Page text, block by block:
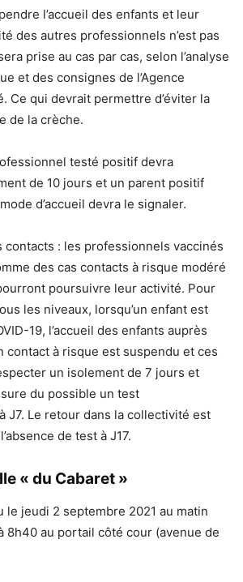
l’accueil des enfants et leur
des autres professionnels n’est pas
prise au cas par cas, selon l’analyse
et des consignes de l’Agence
Ce qui devrait permettre d’éviter la
de la crèche.
testé positif devra
de 10 jours et un parent positif
d’accueil devra le signaler.
contacts : les professionnels vaccinés
des cas contacts à risque modéré
poursuivre leur activité. Pour
les niveaux, lorsqu’un enfant est
19, l’accueil des enfants auprès
contact à risque est suspendu et ces
un isolement de 7 jours et
du possible un test
J7. Le retour dans la collectivité est
de test à J17.
« du Cabaret »
le jeudi 2 septembre 2021 au matin
8h40 au portail côté cour (avenue de